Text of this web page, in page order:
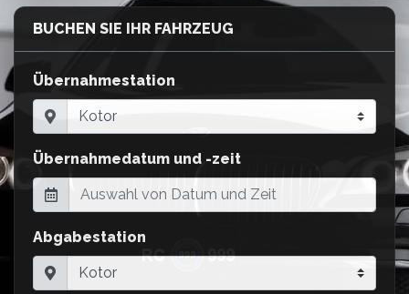
BUCHEN SIE IHR FAHRZEUG
Übernahmestation
Übernahmedatum und -zeit
Abgabestation